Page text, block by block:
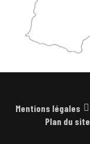
Mentions légales
Plan du site